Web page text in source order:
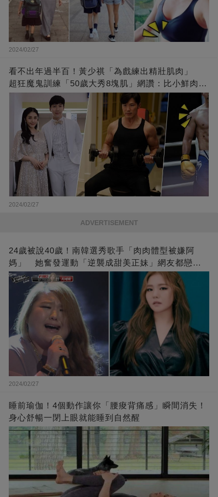
2024/02/27
看不出年過半百！黃少祺「為戲練出精壯肌肉」
超狂魔鬼訓練「50歲大秀8塊肌」網讚：比小鮮肉猛
2024/02/27
ADVERTISEMENT
24歲被說40歲！南韓選秀歌手「肉肉體型被嫌阿
媽」 她奮發運動「逆襲成甜美正妹」網友都戀愛
了❤
2024/02/27
睡前瑜伽！4個動作讓你「腰痠背痛感」瞬間消失！
身心舒暢一閉上眼就能睡到自然醒